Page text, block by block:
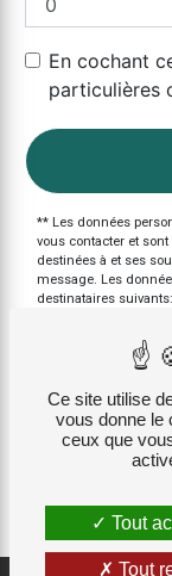
En cochant
particulières
** Les données
vous contacter et
destinées à et ses
message. Les
destinataires
d’effacement, de
consentement à tout
auprès d’une
données post-
l'adresse ou par
pourra vous être
période de prise de
aux fins probatoires
vous inscrire sur la
d’informations sur
Ce site utilise
vous donne le
ceux que
Tout
Tout